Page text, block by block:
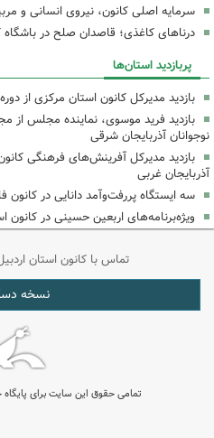
سرمایه اصلی کانون، نیروی انسانی و
درناهای کاغذی؛ قاصدان صلح در باشگاه
پربازدید استان‌ها
بازدید مدیرکل کانون استان مرکزی از
بازدید فرید موسوی، نماینده مجلس از
نوجوانان آذربایجان شرقی
بازدید مدیرکل آفرینش‌های فرهنگی
آذربایجان غربی
سه ایستگاه پررفت‌وآمد دانایی در کانون
ویژه‌برنامه‌های اربعین حسینی در کانون
تماس با کانون استان
نسخه
تمامی حقوق این سایت برای